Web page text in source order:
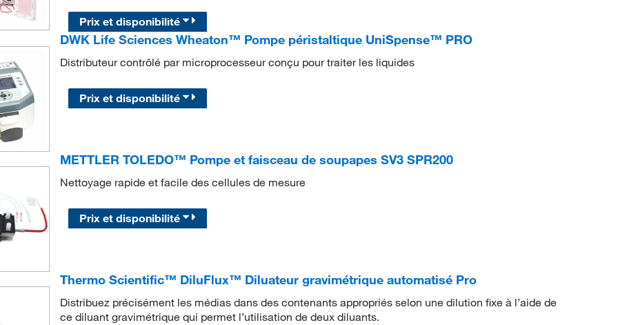
Prix et disponibilité
DWK Life Sciences Wheaton™ Pompe péristaltique UniSpense™ PRO
Distributeur contrôlé par microprocesseur conçu pour traiter les liquides
Prix et disponibilité
METTLER TOLEDO™ Pompe et faisceau de soupapes SV3 SPR200
Nettoyage rapide et facile des cellules de mesure
Prix et disponibilité
Thermo Scientific™ DiluFlux™ Diluateur gravimétrique automatisé Pro
Distribuez précisément les médias dans des contenants appropriés selon une dilution fixe à l’aide de
ce diluant gravimétrique qui permet l’utilisation de deux diluants.